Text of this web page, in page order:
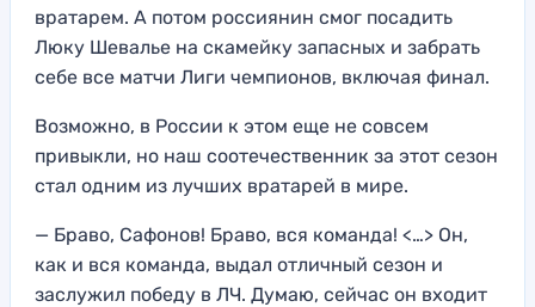
вратарем. А потом россиянин смог посадить
Люку Шевалье на скамейку запасных и забрать
себе все матчи Лиги чемпионов, включая финал.
Возможно, в России к этом еще не совсем
привыкли, но наш соотечественник за этот сезон
стал одним из лучших вратарей в мире.
— Браво, Сафонов! Браво, вся команда! <…> Он,
как и вся команда, выдал отличный сезон и
заслужил победу в ЛЧ. Думаю, сейчас он входит